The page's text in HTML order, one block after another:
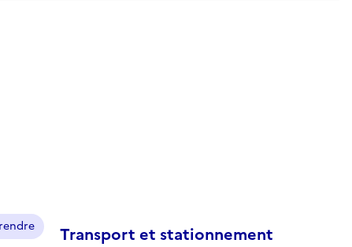
Transport et stationnement